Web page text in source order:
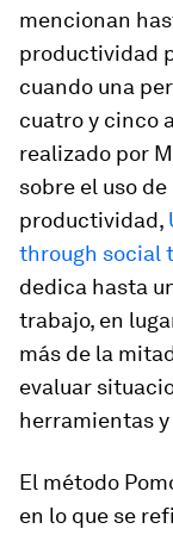
mencionan
productividad
cuando una
cuatro y cinco
realizado por
sobre el uso
productividad,
through social
dedica hasta
trabajo, en
más de la
evaluar
herramientas y
El método
en lo que se